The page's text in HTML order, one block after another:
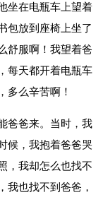
在电瓶车上望着
包放到座椅上坐了
舒服啊！我望着爸
每天都开着电瓶车
多么辛苦啊！
爸来。当时，我
候，我抱着爸爸哭
，我却怎么也找不
我也找不到爸爸，